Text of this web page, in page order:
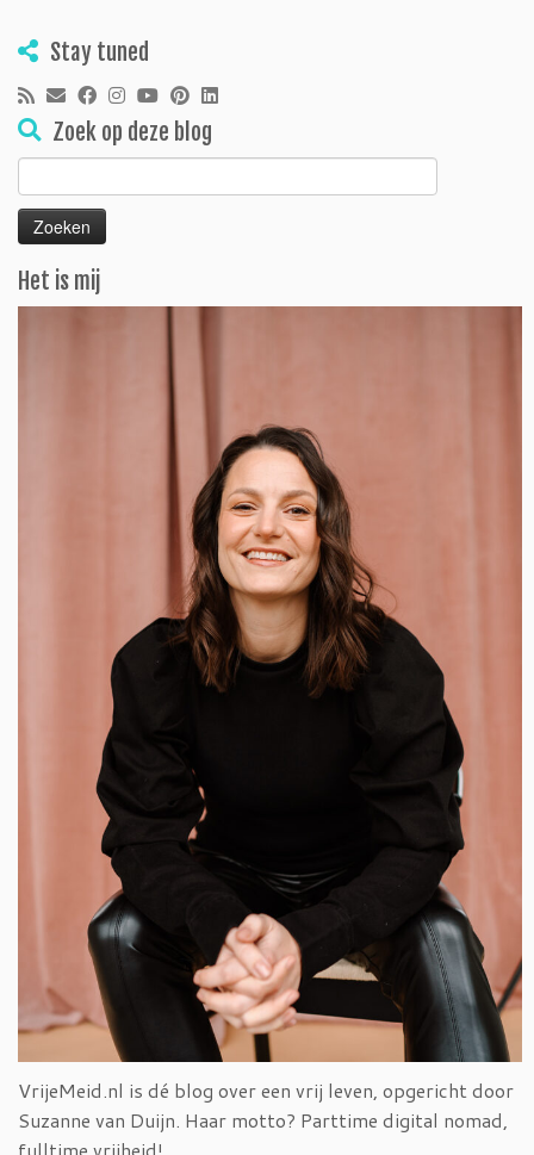
Stay tuned
Zoek op deze blog
Zoeken
naar:
Het is mij
VrijeMeid.nl is dé blog over een vrij leven, opgericht door
Suzanne van Duijn. Haar motto? Parttime digital nomad,